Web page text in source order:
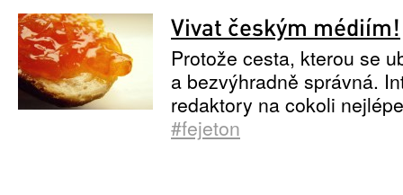
Vivat českým médiím!
Protože cesta, kterou se
a bezvýhradně správná.
redaktory na cokoli
#fejeton